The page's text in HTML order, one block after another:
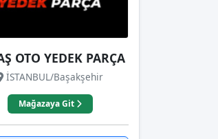
OTO YEDEK PARÇA
İSTANBUL/Başakşehir
Mağazaya Git